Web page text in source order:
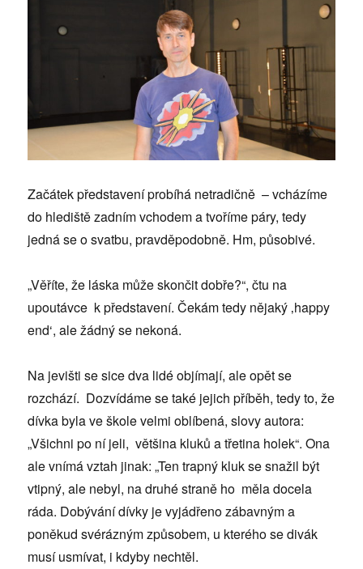
Začátek představení probíhá netradičně – vcházíme
do hlediště zadním vchodem a tvoříme páry, tedy
jedná se o svatbu, pravděpodobně. Hm, působivé.
„Věříte, že láska může skončit dobře?“, čtu na
upoutávce k představení. Čekám tedy nějaký ‚happy
end‘, ale žádný se nekoná.
Na jevišti se sice dva lidé objímají, ale opět se
rozchází. Dozvídáme se také jejich příběh, tedy to, že
dívka byla ve škole velmi oblíbená, slovy autora:
„Všichni po ní jeli, většina kluků a třetina holek“. Ona
ale vnímá vztah jinak: „Ten trapný kluk se snažil být
vtipný, ale nebyl, na druhé straně ho měla docela
ráda. Dobývání dívky je vyjádřeno zábavným a
poněkud svérázným způsobem, u kterého se divák
musí usmívat, i kdyby nechtěl.